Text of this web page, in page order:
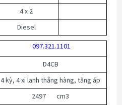
4 x 2
Diesel
097.321.1101
D4CB
4 kỳ, 4 xi lanh thẳng hàng, tăng áp
2497 cm3